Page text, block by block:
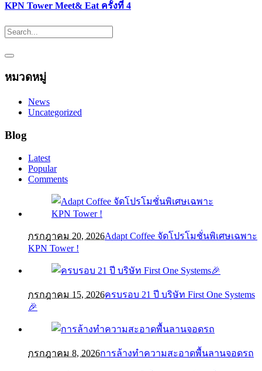
KPN Tower Meet& Eat ครั้งที่ 4
หมวดหมู่
News
Uncategorized
Blog
Latest
Popular
Comments
กรกฎาคม 20, 2026Adapt Coffee จัดโปรโมชั่นพิเศษเฉพาะ
KPN Tower !
กรกฎาคม 15, 2026ครบรอบ 21 ปี บริษัท First One Systems
🎉
กรกฎาคม 8, 2026การล้างทำความสะอาดพื้นลานจอดรถ